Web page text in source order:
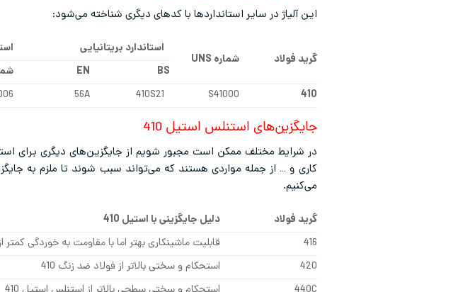
این آلیاژ در سایر استانداردها با کدهای دیگری شناخته می‌شود:
گرید فولاد شماره UNS
استاندارد بریتانیایی
BS
EN
410
S41000
410S21
56A
جایگزین‌های استنلس استیل 410
می‌کنیم.
گرید فولاد
دلیل جایگزینی با استیل 410
416
قابلیت ماشینکاری بهتر اما با مقاومت به خوردگی کمتر از
420
استحکام و سختی بالاتر از فولاد ضد زنگ 410